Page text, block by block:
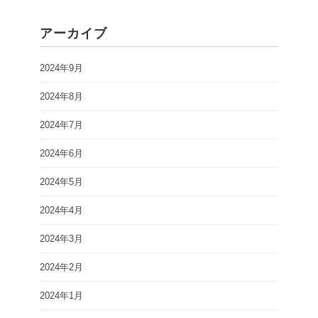
アーカイブ
2024年9月
2024年8月
2024年7月
2024年6月
2024年5月
2024年4月
2024年3月
2024年2月
2024年1月